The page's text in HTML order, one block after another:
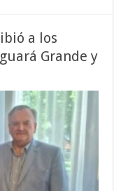
a los
Grande y